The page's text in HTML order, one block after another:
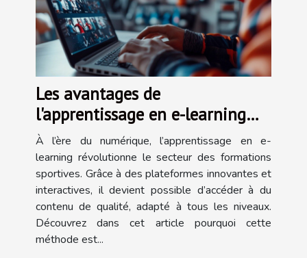
Les avantages de
l'apprentissage en e-learning
pour les formations sportives
À l’ère du numérique, l’apprentissage en e-
learning révolutionne le secteur des formations
sportives. Grâce à des plateformes innovantes et
interactives, il devient possible d’accéder à du
contenu de qualité, adapté à tous les niveaux.
Découvrez dans cet article pourquoi cette
méthode est...